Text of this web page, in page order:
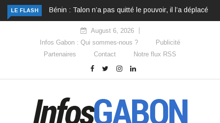
LE FLASH Bénin : Talon n’a pas quitté le pouvoir, il l’a déplacé
August 6, 2026
Infos Gabon : Qui sommes-nous ?
Publicité
Partenaires
Contact Notre flux RSS